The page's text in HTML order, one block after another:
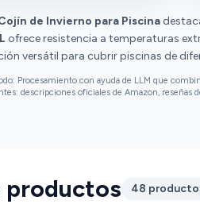
de Invierno para Piscina
ofrece resistencia a temperaturas
versátil para cubrir piscinas de
Procesamiento con ayuda de LLM que
descripciones oficiales de Amazon, reseñas
productos 48